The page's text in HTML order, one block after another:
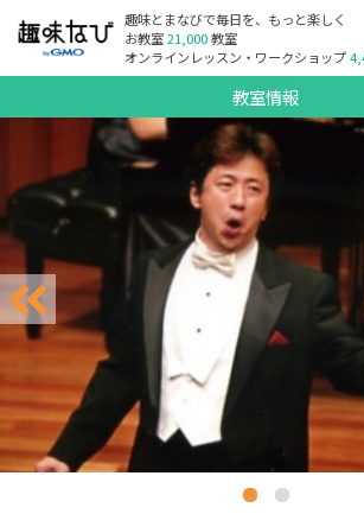
趣味とまなびで毎日を、もっと楽しく
お教室21,000教室
オンラインレッスン・ワークショップ
教室情報